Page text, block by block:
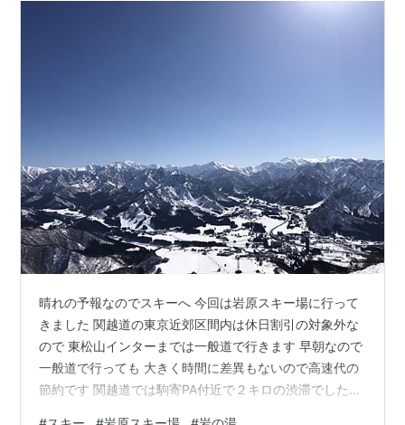
晴れの予報なのでスキーへ 今回は岩原スキー場に行って
きました 関越道の東京近郊区間内は休日割引の対象外な
ので 東松山インターまでは一般道で行きます 早朝なので
一般道で行っても 大きく時間に差異もないので高速代の
節約です 関越道では駒寄PA付近で２キロの渋滞でしたが